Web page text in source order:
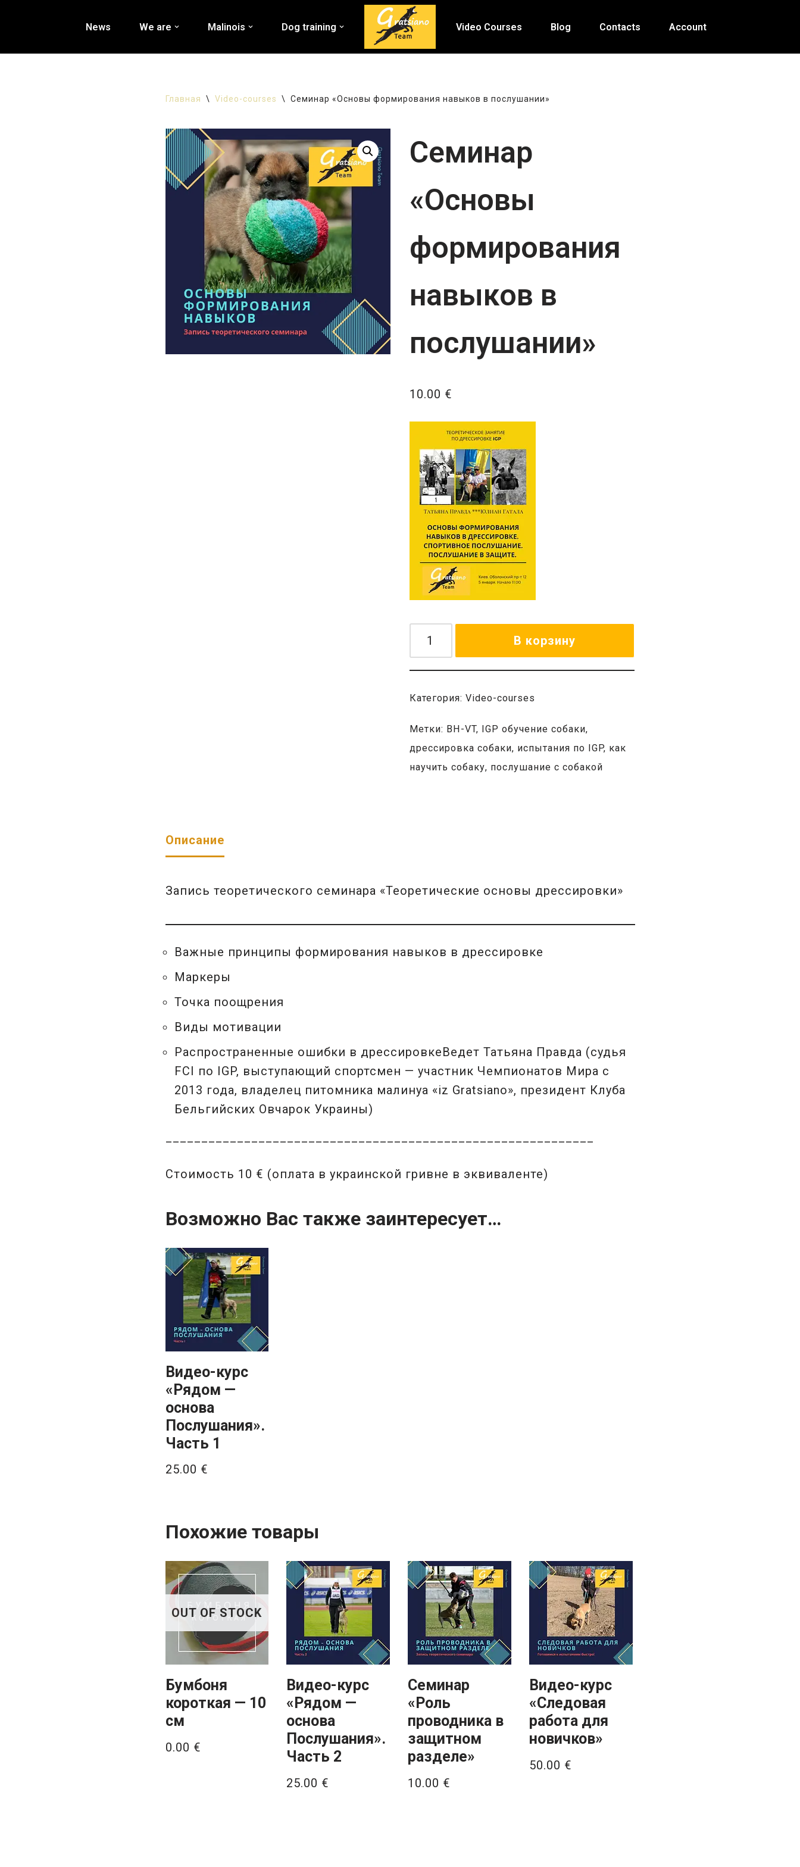
к
News We are Malinois Dog training Video Courses Blog Contacts Account
Главная \ Video-courses \ Семинар «Основы формирования навыков в послушании»
Семинар
«Основы
формирования
навыков в
послушании»
10.00 €
В корзину
Категория: Video-courses
Метки: BH-VT, IGP обучение собаки,
дрессировка собаки, испытания по IGP, как
научить собаку, послушание с собакой
Описание
Запись теоретического семинара «Теоретические основы дрессировки»
Важные принципы формирования навыков в дрессировке
Маркеры
Точка поощрения
Виды мотивации
Распространенные ошибки в дрессировкеВедет Татьяна Правда (судья
FCI по IGP, выступающий спортсмен — участник Чемпионатов Мира с
2013 года, владелец питомника малинуа «iz Gratsiano», президент Клуба
Бельгийских Овчарок Украины)
Стоимость 10 € (оплата в украинской гривне в эквиваленте)
Возможно Вас также заинтересует…
Видео-курс
«Рядом —
основа
Послушания».
Часть 1
25.00 €
Похожие товары
OUT OF STOCK
Бумбоня
короткая — 10
см
0.00 €
Видео-курс
«Рядом —
основа
Послушания».
Часть 2
25.00 €
Семинар
«Роль
проводника в
защитном
разделе»
10.00 €
Видео-курс
«Следовая
работа для
новичков»
50.00 €